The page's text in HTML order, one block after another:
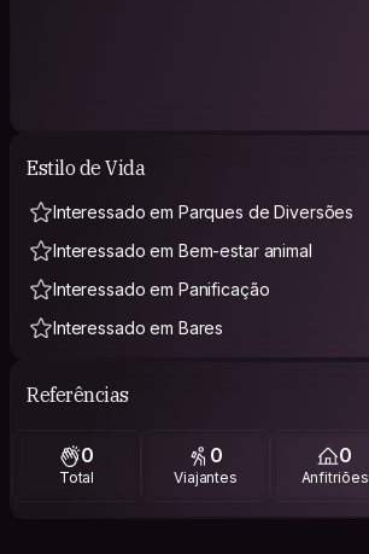
Estilo de Vida
Interessado em Parques de Diversões
Interessado em Bem-estar animal
Interessado em Panificação
Interessado em Bares
Referências
0
Total
0
Viajantes
0
Anfitriões